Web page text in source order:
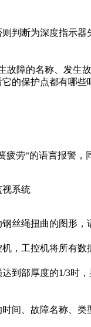
断为深度指示器
障的名称、发生故
的保护点都有哪些
“的语言报警，
绳扭曲的图形，
工控机将所有数
部厚度的1/3时
、故障名称、类